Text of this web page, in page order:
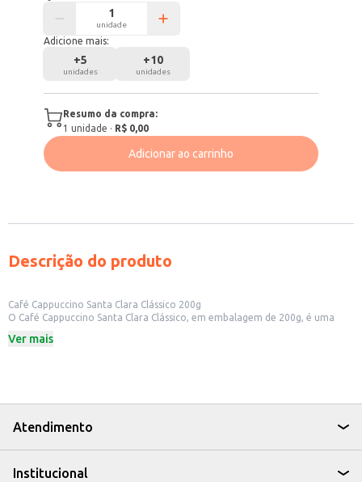
unidade
Adicione mais:
+5
unidades
+10
unidades
Resumo da compra:
1 unidade · R$ 0,00
Adicionar ao carrinho
Descrição do produto
Café Cappuccino Santa Clara Clássico 200g
O Café Cappuccino Santa Clara Clássico, em embalagem de 200g, é uma
em casa ou para oferecer em estabelecimentos comerciais, ele combina a
aos seus clientes.
Use em escritórios para um momento de pausa e relaxamento.
Com o Café Cappuccino Santa Clara Clássico, você tem a praticidade de um
Ver mais
Atendimento
Institucional